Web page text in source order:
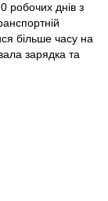
робочих днів з
більше часу на
зарядка та